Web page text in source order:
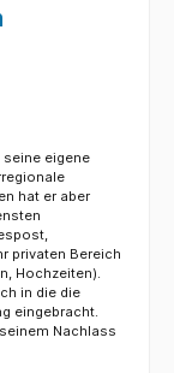
seine eigene
hat er aber
privaten Bereich
Hochzeiten).
in die die
eingebracht.
Nachlass